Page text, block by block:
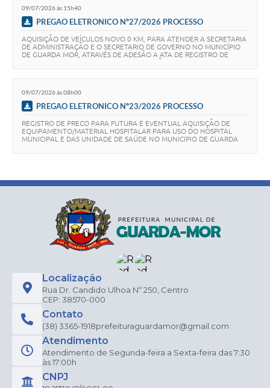
09/07/2026 às 15h40
PREGAO ELETRONICO Nº27/2026 PROCESSO
LICITATÓRIO 58/2026- ADESAO
AQUISIÇÃO DE VEÍCULOS NOVO 0 KM, PARA ATENDER A SECRETARIA
DE ADMINISTRAÇÃO E O SECRETARIO DE GOVERNO NO MUNICÍPIO
DE GUARDA MOR, ATRAVÉS DE ADESÃO A ATA DE REGISTRO DE
09/07/2026 às 08h00
PREGAO ELETRONICO Nº23/2026 PROCESSO
REGISTRO DE PRECO PARA FUTURA E EVENTUAL AQUISIÇÃO DE
EQUIPAMENTO/MATERIAL HOSPITALAR PARA USO DO HOSPITAL
MUNICIPAL E DAS UNIDADE DE SAÚDE NO MUNICIPIO DE GUARDA
Localização
Rua Dr. Candido Ulhoa Nº 250, Centro
CEP: 38570-000
Contato
(38) 3365-1918prefeituraguardamor@gmail.com
Atendimento
Atendimento de Segunda-feira a Sexta-feira das 7:30
às 17:00h
CNPJ